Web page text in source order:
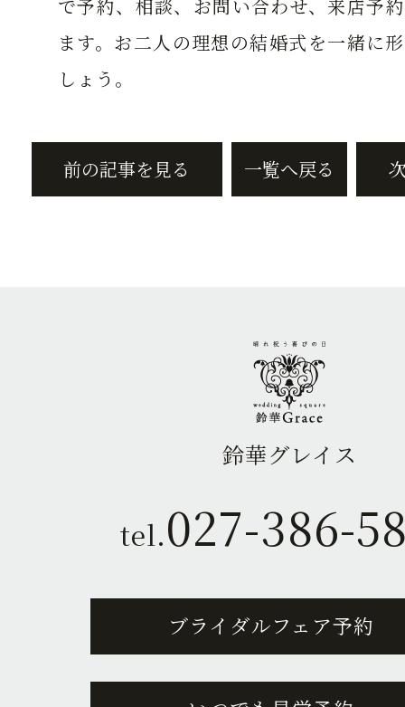
で予約、相談、お問い合わせ、来店予
ます。お二人の理想の結婚式を一緒に
しょう。
前の記事を見る 一覧へ戻る
鈴華グレイス
tel.027-386-
ブライダルフェア予約